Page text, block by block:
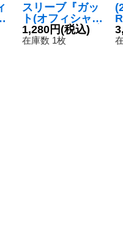
スリーブ『ガッ
ト(オフィシャル
カードスリーブ
EX)』80枚【-】
1,280円(税込)
在庫数 1枚